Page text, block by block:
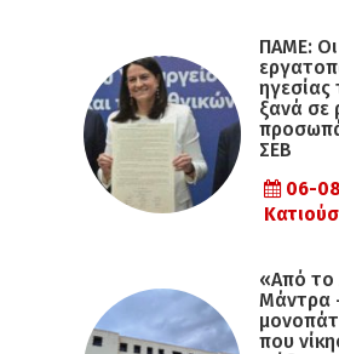
ΠΑΜΕ: Οι
ηγεσίας
ξανά σε
ΣΕΒ
06-
«Από
Μάντρα
που